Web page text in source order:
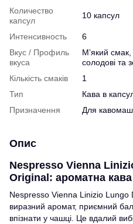
Количество
капсул
10 капсул
Интенсивность
6
Вкус / Профиль
вкуса
М’який
солодові та
Кількість смаків
1
Тип
Кава в
Призначення
Для
Опис
Nespresso Vienna
Original: ароматна
Nespresso Vienna Linizio
виразний аромат, приємний
впізнати у чашці. Це вдалий